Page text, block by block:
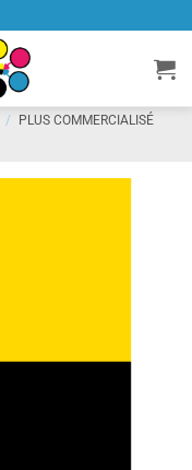
/ PLUS COMMERCIALISÉ